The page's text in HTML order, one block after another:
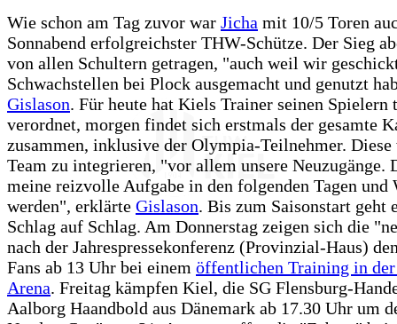
Wie schon am Tag zuvor war Jicha mit 10/5 Toren
Sonnabend erfolgreichster THW-Schütze. Der Sieg
von allen Schultern getragen, "auch weil wir
Schwachstellen bei Plock ausgemacht und genutzt
Gislason. Für heute hat Kiels Trainer seinen
verordnet, morgen findet sich erstmals der gesamte
zusammen, inklusive der Olympia-Teilnehmer. Diese
Team zu integrieren, "vor allem unsere Neuzugänge.
meine reizvolle Aufgabe in den folgenden Tagen und
werden", erklärte Gislason. Bis zum Saisonstart geht
Schlag auf Schlag. Am Donnerstag zeigen sich die
nach der Jahrespressekonferenz (Provinzial-Haus)
Fans ab 13 Uhr bei einem öffentlichen Training in der
Arena. Freitag kämpfen Kiel, die SG Flensburg-
Aalborg Haandbold aus Dänemark ab 17.30 Uhr um